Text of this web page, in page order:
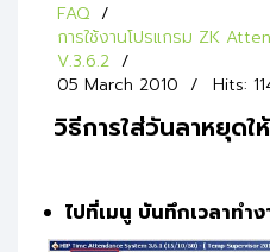
FAQ
การใช้งานโปรแกรม ZK
V.3.6.2
05 March 2010
Hits:
วิธีการใส่วันลาหยุด
ไปที่เมนู บันทึกเวลาทำง